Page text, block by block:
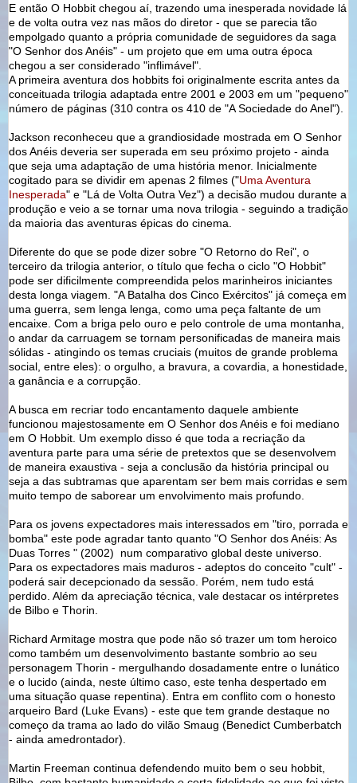
E então O Hobbit chegou aí, trazendo uma inesperada novidade lá
e de volta outra vez nas mãos do diretor - que se parecia tão
empolgado quanto a própria comunidade de seguidores da saga
"O Senhor dos Anéis" - um projeto que em uma outra época
chegou a ser considerado "inflimável".
A primeira aventura dos hobbits foi originalmente escrita antes da
conceituada trilogia adaptada entre 2001 e 2003 em um "pequeno"
número de páginas (310 contra os 410 de "A Sociedade do Anel").
Jackson reconheceu que a grandiosidade mostrada em O Senhor
dos Anéis deveria ser superada em seu próximo projeto - ainda
que seja uma adaptação de uma história menor. Inicialmente
cogitado para se dividir em apenas 2 filmes ("Uma Aventura
Inesperada" e "Lá de Volta Outra Vez") a decisão mudou durante a
produção e veio a se tornar uma nova trilogia - seguindo a tradição
da maioria das aventuras épicas do cinema.
Diferente do que se pode dizer sobre "O Retorno do Rei", o
terceiro da trilogia anterior, o título que fecha o ciclo "O Hobbit"
pode ser dificilmente compreendida pelos marinheiros iniciantes
desta longa viagem. "A Batalha dos Cinco Exércitos" já começa em
uma guerra, sem lenga lenga, como uma peça faltante de um
encaixe. Com a briga pelo ouro e pelo controle de uma montanha,
o andar da carruagem se tornam personificadas de maneira mais
sólidas - atingindo os temas cruciais (muitos de grande problema
social, entre eles): o orgulho, a bravura, a covardia, a honestidade,
a ganância e a corrupção.
A busca em recriar todo encantamento daquele ambiente
funcionou majestosamente em O Senhor dos Anéis e foi mediano
em O Hobbit. Um exemplo disso é que toda a recriação da
aventura parte para uma série de pretextos que se desenvolvem
de maneira exaustiva - seja a conclusão da história principal ou
seja a das subtramas que aparentam ser bem mais corridas e sem
muito tempo de saborear um envolvimento mais profundo.
Para os jovens expectadores mais interessados em "tiro, porrada e
bomba" este pode agradar tanto quanto "O Senhor dos Anéis: As
Duas Torres " (2002) num comparativo global deste universo.
Para os expectadores mais maduros - adeptos do conceito "cult" -
poderá sair decepcionado da sessão. Porém, nem tudo está
perdido. Além da apreciação técnica, vale destacar os intérpretes
de Bilbo e Thorin.
Richard Armitage mostra que pode não só trazer um tom heroico
como também um desenvolvimento bastante sombrio ao seu
personagem Thorin - mergulhando dosadamente entre o lunático
e o lucido (ainda, neste último caso, este tenha despertado em
uma situação quase repentina). Entra em conflito com o honesto
arqueiro Bard (Luke Evans) - este que tem grande destaque no
começo da trama ao lado do vilão Smaug (Benedict Cumberbatch
- ainda amedrontador).
Martin Freeman continua defendendo muito bem o seu hobbit,